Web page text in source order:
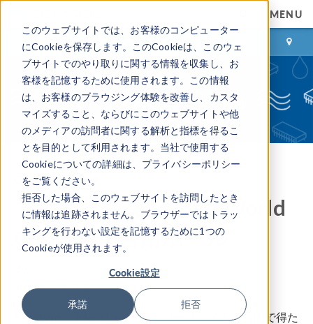
このウェブサイトでは、お客様のコンピューター
にCookieを保存します。このCookieは、このウェ
ブサイトでのやり取りに関する情報を収集し、お
客様を記憶するために使用されます。この情報
は、お客様のブラウジング体験を改善し、カスタ
マイズすること、ならびにこのウェブサイトや他
のメディアの訪問者に関する解析と指標を得るこ
とを目的として利用されます。当社で使用する
Cookieについての詳細は、プライバシーポリシー
をご覧ください。
拒否した場合、このウェブサイトを訪問したとき
に情報は追跡されません。ブラウザーではトラッ
キングを行わない設定を記憶するために1つの
Cookieが使用されます。
Cookie設定
承諾 拒否
MENU
ログイン お問い合わせ
COMSOL ブログ
マグヌス効果と FIFA World
Cup™ の試合用ボール
2014年 6月 12日
Beckham と Maradona がサッカースパイクの内側で得た